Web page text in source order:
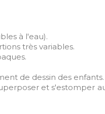
à l'eau).
très variables.
de dessin des enfants.
et s'estomper